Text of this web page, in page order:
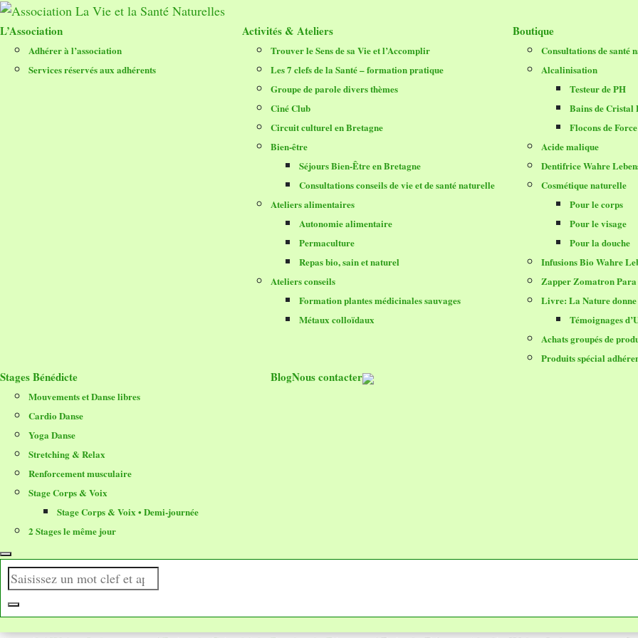
L’Association
Adhérer à l’association
Services réservés aux adhérents
Activités & Ateliers
Trouver le Sens de sa Vie et l’Accomplir
Les 7 clefs de la Santé – formation pratique
Groupe de parole divers thèmes
Ciné Club
Circuit culturel en Bretagne
Bien-être
Séjours Bien-Être en Bretagne
Consultations conseils de vie et de santé naturelle
Ateliers alimentaires
Autonomie alimentaire
Permaculture
Repas bio, sain et naturel
Ateliers conseils
Formation plantes médicinales sauvages
Métaux colloïdaux
Boutique
Consultations de santé
Alcalinisation
Testeur de PH
Bains de Cristal
Flocons de
Acide malique
Dentifrice Wahre
Cosmétique naturelle
Pour le corps
Pour le visage
Pour la douche
Infusions Bio Wahre
Zapper Zomatron
Livre: La Nature
Témoignages
Achats groupés de
Produits spécial
Stages Bénédicte
Mouvements et Danse libres
Cardio Danse
Yoga Danse
Stretching & Relax
Renforcement musculaire
Stage Corps & Voix
Stage Corps & Voix • Demi-journée
2 Stages le même jour
BlogNous contacter